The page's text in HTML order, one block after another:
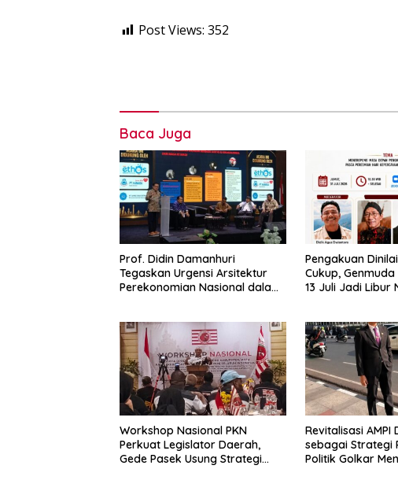
Post Views: 352
Baca Juga
Prof. Didin Damanhuri
Tegaskan Urgensi Arsitektur
Perekonomian Nasional dalam
Pengakuan
Cukup, Genmuda
13 Juli Jadi Libur
Workshop Nasional PKN
Perkuat Legislator Daerah,
Gede Pasek Usung Strategi
Revitalisasi AMPI
sebagai Strategi
Politik Golkar